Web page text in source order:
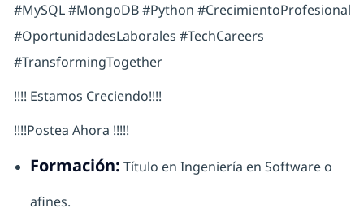
#MySQL #MongoDB #Python #CrecimientoProfesional
#OportunidadesLaborales #TechCareers
#TransformingTogether
!!!! Estamos Creciendo!!!!
!!!!Postea Ahora !!!!!
Formación: Título en Ingeniería en Software o
afines.